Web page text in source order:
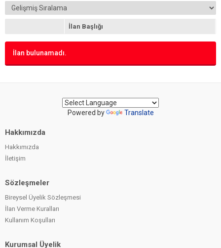
Oyuncak (0)
İlan Başlığı
İlan bulunamadı.
Powered by Translate
Hakkımızda
Hakkımızda
İletişim
Sözleşmeler
Bireysel Üyelik Sözleşmesi
İlan Verme Kuralları
Kullanım Koşulları
Kurumsal Üyelik